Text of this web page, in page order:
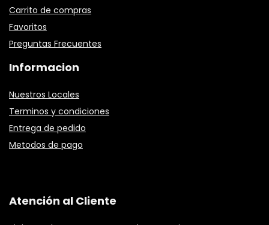
Carrito de compras
Favoritos
Preguntas Frecuentes
Informacion
Nuestros Locales
Terminos y condiciones
Entrega de pedido
Metodos de pago
Atención al Cliente